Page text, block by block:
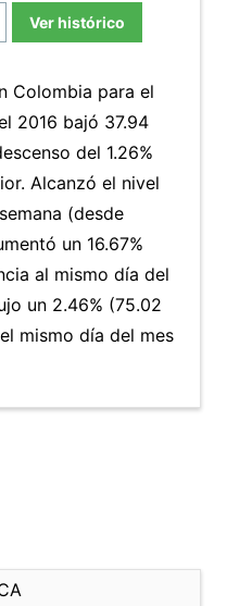
Ver histórico
Colombia para el
2016 bajó 37.94
del 1.26%
Alcanzó el nivel
(desde
un 16.67%
al mismo día del
un 2.46% (75.02
mismo día del mes